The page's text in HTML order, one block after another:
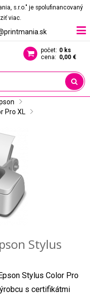
s.r.o." je spolufinancovaný
viac.
počet: 0 ks
cena: 0,00 €
Pro XL
Stylus
Stylus Color Pro
s certifikátmi